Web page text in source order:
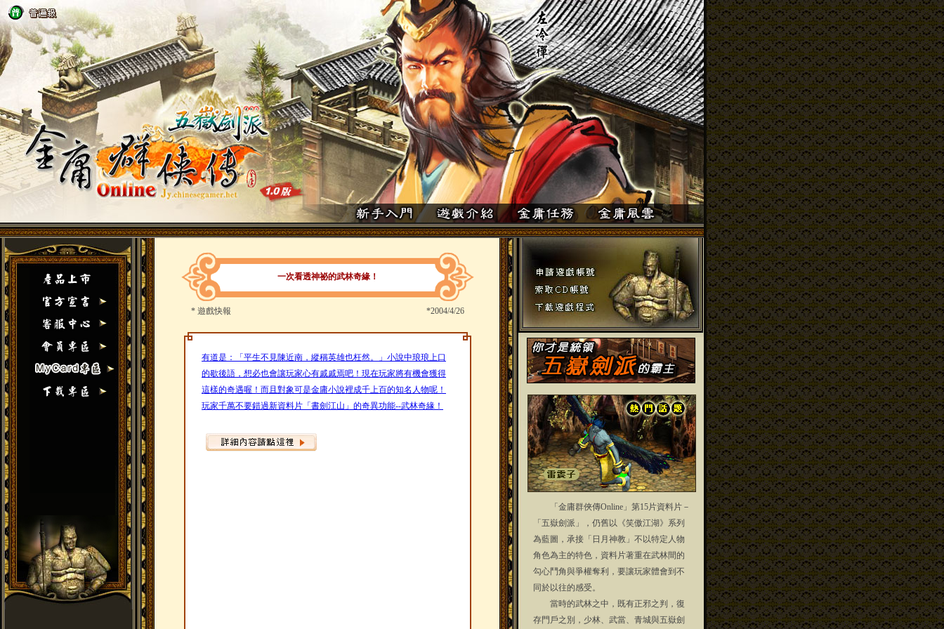
一次看透神祕的武林奇緣！
* 遊戲快報 *2004/4/26
有道是：「平生不見陳近南，縱稱英雄也枉然。」小說中琅琅上口
的歇後語，想必也會讓玩家心有戚戚焉吧！現在玩家將有機會獲得
這樣的奇遇喔！而且對象可是金庸小說裡成千上百的知名人物呢！
玩家千萬不要錯過新資料片「書劍江山」的奇異功能--武林奇緣！
「金庸群俠傳Online」第15片資料片－
「五嶽劍派」，仍舊以《笑傲江湖》系列
為藍圖，承接「日月神教」不以特定人物
角色為主的特色，資料片著重在武林間的
勾心鬥角與爭權奪利，要讓玩家體會到不
同於以往的感受。
當時的武林之中，既有正邪之判，復
存門戶之別，少林、武當、青城與五嶽劍